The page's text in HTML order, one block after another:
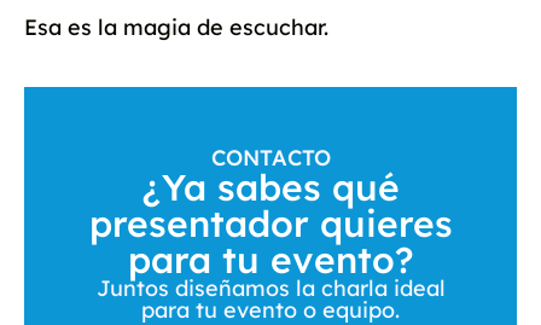
Esa es la magia de escuchar.
CONTACTO
¿Ya sabes qué
presentador quieres
para tu evento?
Juntos diseñamos la charla ideal
para tu evento o equipo.